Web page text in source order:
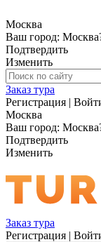
Москва
Ваш город: Москва
Подтвердить
Изменить
Заказ тура
Регистрация |
Москва
Ваш город: Москва
Подтвердить
Изменить
Заказ тура
Регистрация |